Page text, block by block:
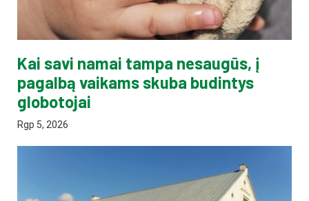
Kai savi namai tampa nesaugūs, į
pagalbą vaikams skuba budintys
globotojai
Rgp 5, 2026